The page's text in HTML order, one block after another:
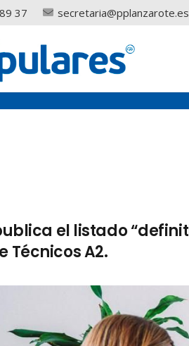
37 secretaria@pplanzarote.es
el listado
Técnicos A2.